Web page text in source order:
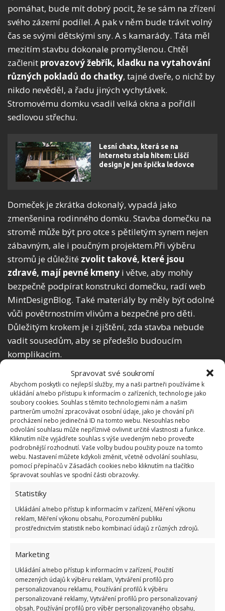
Spravovat své soukromí
Abychom poskytli co nejlepší služby, my a naši partneři používáme k
ukládání a/nebo přístupu k informacím o zařízeních, technologie jako
soubory cookies. Souhlas s těmito technologiemi nám a našim
partnerům umožní zpracovávat osobní údaje, jako je chování při
procházení nebo jedinečná ID na tomto webu. Nesouhlas nebo
odvolání souhlasu může nepříznivě ovlivnit určité vlastnosti a funkce.
Kliknutím níže vyjádřete souhlas s výše uvedeným nebo proveďte
podrobnější rozhodnutí. Vaše volby budou použity pouze na tomto
webu. Nastavení můžete kdykoli změnit, včetně odvolání souhlasu,
pomocí přepínačů v Zásadách cookies nebo kliknutím na tlačítko
Spravovat souhlas ve spodní části obrazovky.
Statistiky
Ukládání a/nebo přístup k informacím v zařízení, Měření výkonu
reklam, Měření výkonu obsahu, Porozumění publiku
prostřednictvím statistik nebo kombinací údajů z různých zdrojů.
Marketing
Ukládání a/nebo přístup k informacím v zařízení, Použití
omezených údajů k výběru reklam, Vytváření profilů pro
personalizovanou reklamu, Používání profilů k výběru
personalizované reklamy, Vytváření profilů pro personalizovaný
obsah, Používání profilů pro výběr personalizovaného obsahu,
pomáhat, bude mít dobrý pocit, že se sám na zřízení
svého zázemí podílel. A pak v něm bude trávit volný
čas se svými dětskými sny. A s kamarády. Táta měl
mezitím stavbu dokonale promyšlenou. Chtěl
začlenit provazový žebřík, kladku na vytahování
různých pokladů do chatky, tajné dveře, o nichž by
nikdo nevěděl, a řadu jiných vychytávek.
Stromovému domku vsadil velká okna a pořídil
sedlovou střechu.
Lesní chata, která se na
internetu stala hitem: Liščí
design je jen špička ledovce
Domeček je zkrátka dokonalý, vypadá jako
zmenšenina rodinného domku. Stavba domečku na
stromě může být pro otce s pětiletým synem nejen
zábavným, ale i poučným projektem.Při výběru
stromů je důležité zvolit takové, které jsou
zdravé, mají pevné kmeny i větve, aby mohly
bezpečně podpírat konstrukci domečku, radí web
MintDesignBlog. Také materiály by měly být odolné
vůči povětrnostním vlivům a bezpečné pro děti.
Důležitým krokem je i zjištění, zda stavba nebude
vadit sousedům, aby se předešlo budoucím
komplikacím.
Skvělé útočiště
A zmíněný projekt se do důsledku podařil. Rozhodně
posílil vztah mezi otcem a synem a zanechal v nich
trvalou památku na společně strávený čas a úsilí,
vložené do vytvoření něčeho tak jedinečného. Na
BydlímeÚtulně se také dovíte o mladém muži, který
na stromech vytvořilletovisko z chatek , jež nyní